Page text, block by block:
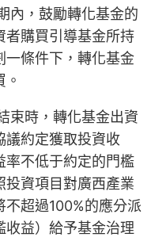
內，鼓勵轉化基金的
者購買引導基金所持
一條件下，轉化基金
束時，轉化基金出資
議約定獲取投資收
率不低于約定的門檻
投資項目對廣西產業
超過100%的應分派
收益）給予基金治理